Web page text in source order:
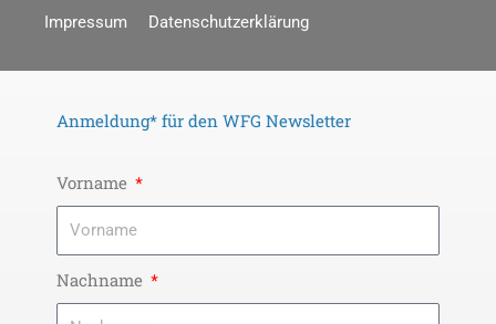
Impressum Datenschutzerklärung
Anmeldung* für den WFG Newsletter
Vorname
Nachname